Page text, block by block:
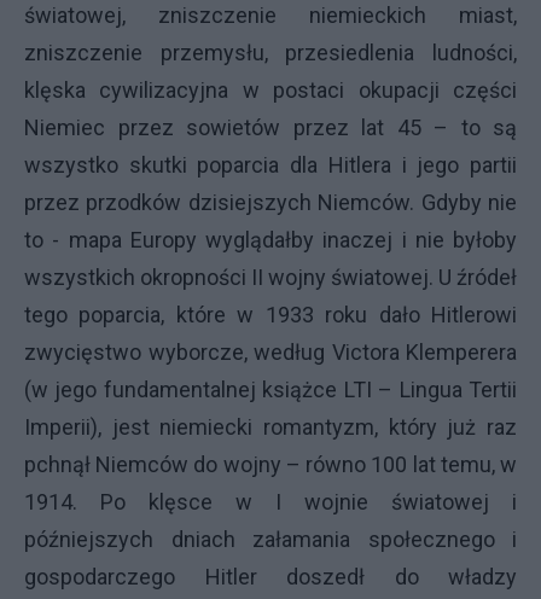
światowej, zniszczenie niemieckich miast,
zniszczenie przemysłu, przesiedlenia ludności,
klęska cywilizacyjna w postaci okupacji części
Niemiec przez sowietów przez lat 45 – to są
wszystko skutki poparcia dla Hitlera i jego partii
przez przodków dzisiejszych Niemców. Gdyby nie
to - mapa Europy wyglądałby inaczej i nie byłoby
wszystkich okropności II wojny światowej. U źródeł
tego poparcia, które w 1933 roku dało Hitlerowi
zwycięstwo wyborcze, według Victora Klemperera
(w jego fundamentalnej książce LTI – Lingua Tertii
Imperii), jest niemiecki romantyzm, który już raz
pchnął Niemców do wojny – równo 100 lat temu, w
1914. Po klęsce w I wojnie światowej i
późniejszych dniach załamania społecznego i
gospodarczego Hitler doszedł do władzy